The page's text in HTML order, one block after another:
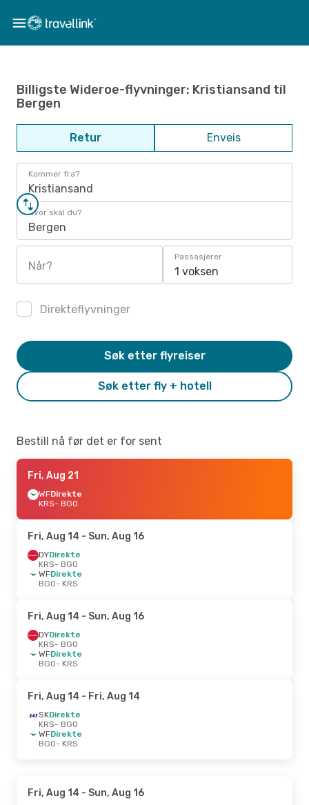
Billigste Wideroe-flyvninger: Kristiansand til
Bergen
Retur Enveis
Kommer fra?
Kristiansand
Hvor skal du?
Bergen
Når?
Passasjerer
1 voksen
Direkteflyvninger
Søk etter fly + hotell
Søk etter flyreiser
Bestill nå før det er for sent
Fri, Aug 21
WFDirekte
KRS- BGO
Fri, Aug 14 - Sun, Aug 16
DYDirekte
KRS- BGO
WFDirekte
BGO- KRS
Fri, Aug 14 - Sun, Aug 16
DYDirekte
KRS- BGO
WFDirekte
BGO- KRS
Fri, Aug 14 - Fri, Aug 14
SKDirekte
KRS- BGO
WFDirekte
BGO- KRS
Fri, Aug 14 - Sun, Aug 16